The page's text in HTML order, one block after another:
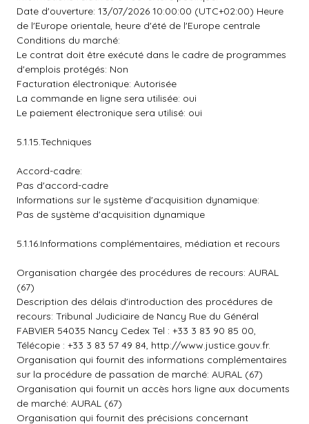
Date d'ouverture: 13/07/2026 10:00:00 (UTC+02:00) Heure
de l'Europe orientale, heure d'été de l'Europe centrale
Conditions du marché:
Le contrat doit être exécuté dans le cadre de programmes
d'emplois protégés: Non
Facturation électronique: Autorisée
La commande en ligne sera utilisée: oui
Le paiement électronique sera utilisé: oui
5.1.15.Techniques
Accord-cadre:
Pas d'accord-cadre
Informations sur le système d'acquisition dynamique:
Pas de système d'acquisition dynamique
5.1.16.Informations complémentaires, médiation et recours
Organisation chargée des procédures de recours: AURAL
(67)
Description des délais d'introduction des procédures de
recours: Tribunal Judiciaire de Nancy Rue du Général
FABVIER 54035 Nancy Cedex Tel : +33 3 83 90 85 00,
Télécopie : +33 3 83 57 49 84, http://www.justice.gouv.fr.
Organisation qui fournit des informations complémentaires
sur la procédure de passation de marché: AURAL (67)
Organisation qui fournit un accès hors ligne aux documents
de marché: AURAL (67)
Organisation qui fournit des précisions concernant